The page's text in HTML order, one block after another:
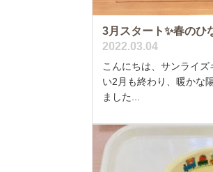
3月スタート✨春のひ
2022.03.04
こんにちは、サンライ
い2月も終わり、暖かな
ました...